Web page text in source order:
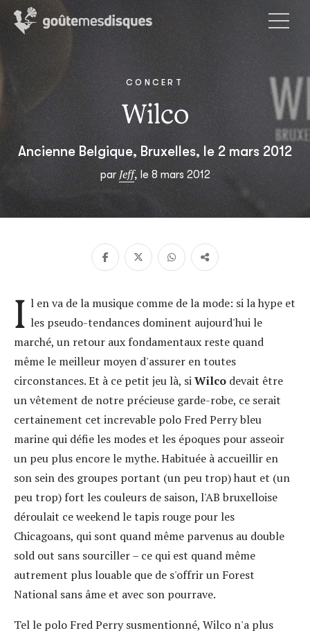
CONCERT
Wilco
Ancienne Belgique, Bruxelles, le 2 mars 2012
par Jeff, le 8 mars 2012
I l en va de la musique comme de la mode: si la hype et
les pseudo-tendances dominent aujourd'hui le
marché, un retour aux fondamentaux reste quand
même le meilleur moyen d'assurer en toutes
circonstances. Et à ce petit jeu là, siWilco devait être
un vêtement de notre précieuse garde-robe, ce serait
certainement cet increvable polo Fred Perry bleu
marine qui défie les modes et les époques pour asseoir
un peu plus encore le mythe. Habituée à accueillir en
son sein des groupes portant (un peu trop) haut et (un
peu trop) fort les couleurs de saison, l'AB bruxelloise
déroulait ce weekend le tapis rouge pour les
Chicagoans, qui sont quand même parvenus au double
sold out sans sourciller – ce qui est quand même
autrement plus louable que de s'offrir un Forest
National sans âme et avec son pourrave.
Tel le polo Fred Perry susmentionné, Wilco n'a plus